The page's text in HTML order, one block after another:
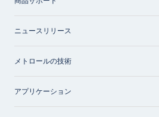
ニュースリリース
メトロールの技術
アプリケーション